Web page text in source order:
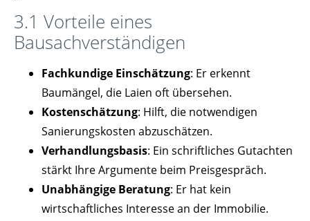
3.1 Vorteile eines
Bausachverständigen
Fachkundige Einschätzung: Er erkennt
Baumängel, die Laien oft übersehen.
Kostenschätzung: Hilft, die notwendigen
Sanierungskosten abzuschätzen.
Verhandlungsbasis: Ein schriftliches Gutachten
stärkt Ihre Argumente beim Preisgespräch.
Unabhängige Beratung: Er hat kein
wirtschaftliches Interesse an der Immobilie.